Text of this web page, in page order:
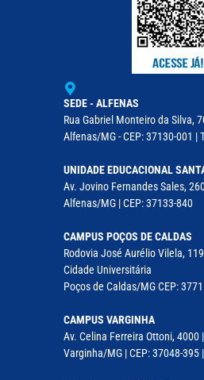
SEDE - ALFENAS
Rua Gabriel Monteiro da Silva,
Alfenas/MG - CEP: 37130-001 |
UNIDADE EDUCACIONAL
Av. Jovino Fernandes Sales,
Alfenas/MG | CEP: 37133-840
CAMPUS POÇOS DE CALDAS
Rodovia José Aurélio Vilela,
Cidade Universitária
Poços de Caldas/MG CEP:
CAMPUS VARGINHA
Av. Celina Ferreira Ottoni, 4000
Varginha/MG | CEP: 37048-395